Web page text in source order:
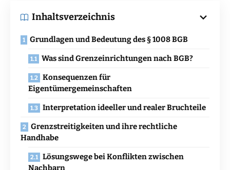
Inhaltsverzeichnis
Grundlagen und Bedeutung des § 1008 BGB
Was sind Grenzeinrichtungen nach BGB?
Konsequenzen für
Eigentümergemeinschaften
Interpretation ideeller und realer Bruchteile
Grenzstreitigkeiten und ihre rechtliche
Handhabe
Lösungswege bei Konflikten zwischen
Nachbarn